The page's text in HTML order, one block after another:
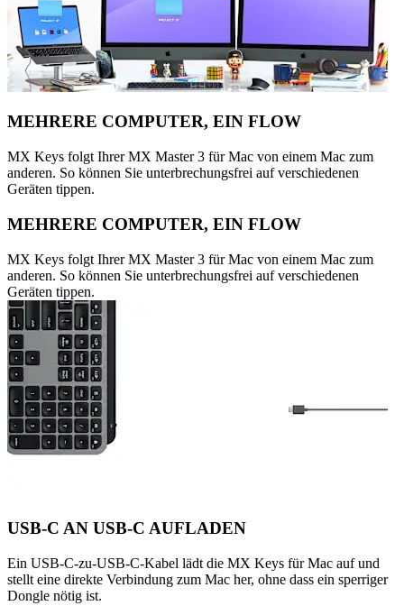
MEHRERE COMPUTER, EIN FLOW
MX Keys folgt Ihrer MX Master 3 für Mac von einem Mac zum
anderen. So können Sie unterbrechungsfrei auf verschiedenen
Geräten tippen.
MEHRERE COMPUTER, EIN FLOW
MX Keys folgt Ihrer MX Master 3 für Mac von einem Mac zum
anderen. So können Sie unterbrechungsfrei auf verschiedenen
Geräten tippen.
USB-C AN USB-C AUFLADEN
Ein USB-C-zu-USB-C-Kabel lädt die MX Keys für Mac auf und
stellt eine direkte Verbindung zum Mac her, ohne dass ein sperriger
Dongle nötig ist.